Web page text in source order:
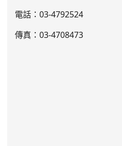
電話：03-4792524
傳真：03-4708473